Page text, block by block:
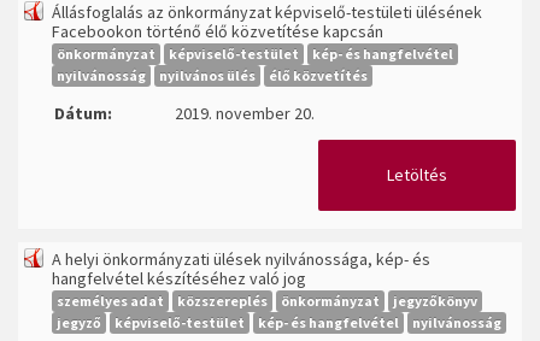
Állásfoglalás az önkormányzat képviselő-testületi ülésének
Facebookon történő élő közvetítése kapcsán
önkormányzat képviselő-testület
kép- és hangfelvétel
nyilvánosság
nyilvános ülés élő közvetítés
Dátum: 2019. november 20.
Letöltés
A helyi önkormányzati ülések nyilvánossága, kép- és
hangfelvétel készítéséhez való jog
személyes adat közszereplés önkormányzat
jegyzőkönyv
jegyző
képviselő-testület kép- és hangfelvétel nyilvánosság